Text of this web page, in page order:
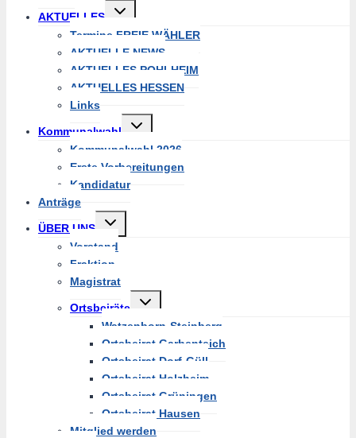
AKTUELLES
Untermenü
umschalten
Termine FREIE WÄHLER
AKTUELLE NEWS
AKTUELLES POHLHEIM
AKTUELLES HESSEN
Links
Kommunalwahl
Untermenü
umschalten
Kommunalwahl 2026
Erste Vorbereitungen
Kandidatur
Anträge
ÜBER UNS
Untermenü
Vorstand
Fraktion
Magistrat
Ortsbeiräte
Untermenü
umschalten
Watzenborn-Steinberg
Ortsbeirat Garbenteich
Ortsbeirat Dorf-Güll
Ortsbeirat Holzheim
Ortsbeirat Grüningen
Ortsbeirat Hausen
Mitglied werden